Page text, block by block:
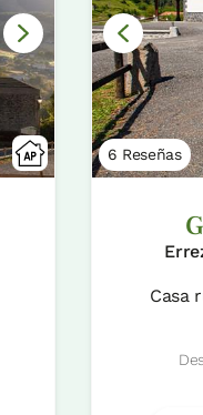
6 Reseñas
Casa